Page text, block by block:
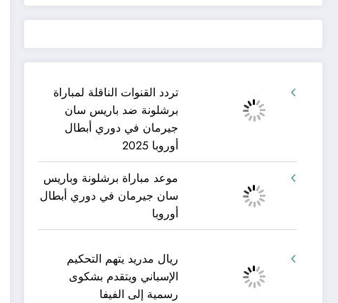
تردد القنوات الناقلة لمباراة
برشلونة ضد باريس سان
جيرمان في دوري أبطال
أوروبا 2025
موعد مباراة برشلونة وباريس
سان جيرمان في دوري أبطال
أوروبا
ريال مدريد يتهم التحكيم
الإسباني ويتقدم بشكوى
رسمية إلى الفيفا